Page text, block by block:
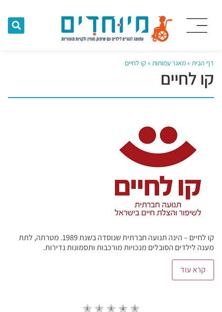
דף הבית »מאגר עמותות » קו לחיים
קו לחיים
קו לחיים – הינה תנועה חברתית שנוסדה בשנת 1989. מטרתה, לתת
מענה לילדים הסובלים מנכויות מורכבות ותסמונות נדירות.
קרא עוד